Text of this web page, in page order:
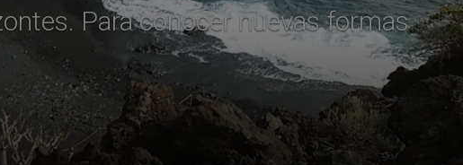
Para conocer nuevas formas